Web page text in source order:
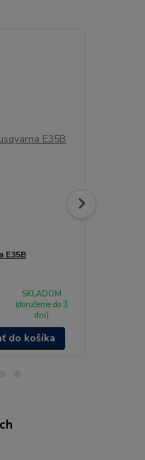
E35B
SKLADOM
(doručenie do 3
dní)
do košíka